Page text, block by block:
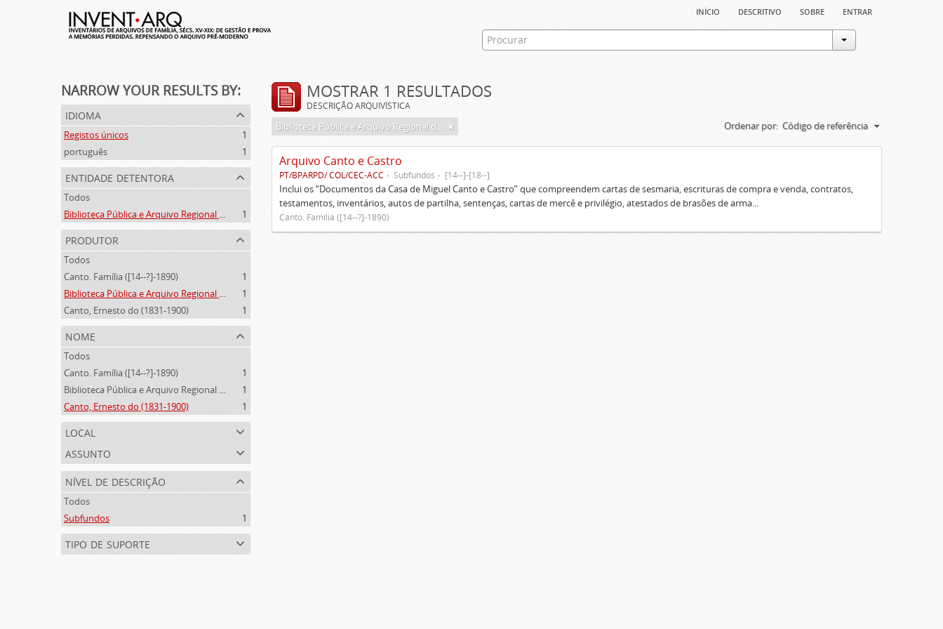
início descritivo sobre entrar
NARROW YOUR RESULTS BY:
idioma
Registos únicos
1
português
1
entidade detentora
Todos
Biblioteca Pública e Arquivo Regional de Ponta Delgada
1
produtor
Todos
Canto. Família ([14--?]-1890)
1
Biblioteca Pública e Arquivo Regional de Ponta Delgada (1841- )
1
Canto, Ernesto do (1831-1900)
1
nome
Todos
Canto. Família ([14--?]-1890)
1
Biblioteca Pública e Arquivo Regional de Ponta Delgada (1841- )
1
Canto, Ernesto do (1831-1900)
1
local
assunto
nível de descrição
Todos
Subfundos
1
tipo de suporte
MOSTRAR 1 RESULTADOS
DESCRIÇÃO ARQUIVÍSTICA
Biblioteca Pública e Arquivo Regional de Ponta Delgada Ordenar por: Código de referência
Arquivo Canto e Castro
PT/BPARPD/ COL/CEC-ACC Subfundos [14--]-[18--]
Inclui os “Documentos da Casa de Miguel Canto e Castro” que compreendem cartas de sesmaria, escrituras de compra e venda, contratos,
testamentos, inventários, autos de partilha, sentenças, cartas de mercê e privilégio, atestados de brasões de arma...
Canto. Família ([14--?]-1890)